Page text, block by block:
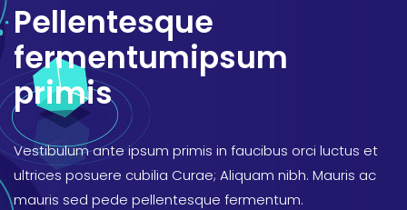
Pellentesque
fermentumipsum
primis
Vestibulum ante ipsum primis in faucibus orci luctus et
ultrices posuere cubilia Curae; Aliquam nibh. Mauris ac
mauris sed pede pellentesque fermentum.